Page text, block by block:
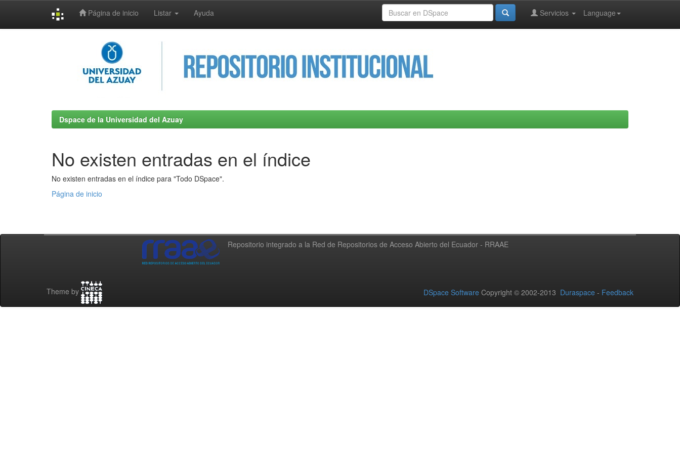
Página de inicio Listar Ayuda Language
Servicios
Dspace de la Universidad del Azuay
No existen entradas en el índice
No existen entradas en el índice para "Todo DSpace".
Página de inicio
Repositorio integrado a la Red de Repositorios de Acceso Abierto del Ecuador - RRAAE
Theme by DSpace Software Copyright © 2002-2013 Duraspace - Feedback